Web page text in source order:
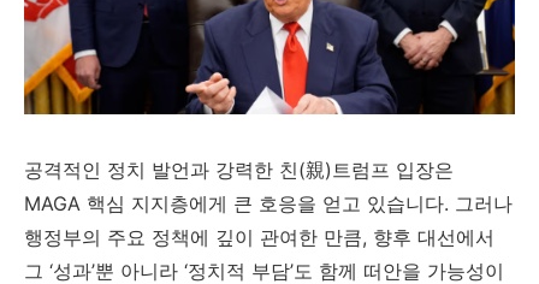
공격적인 정치 발언과 강력한 친(親)트럼프 입장은
MAGA 핵심 지지층에게 큰 호응을 얻고 있습니다. 그러나
행정부의 주요 정책에 깊이 관여한 만큼, 향후 대선에서
그 ‘성과’뿐 아니라 ‘정치적 부담’도 함께 떠안을 가능성이